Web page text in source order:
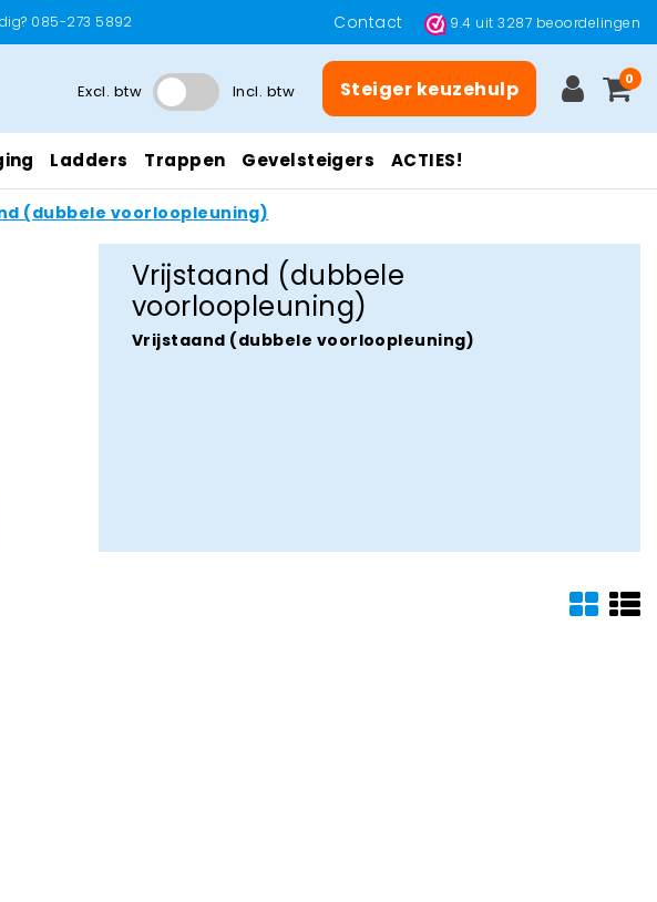
085-273 5892 Contact 9.4 uit3287 beoordelingen
Excl. btw Incl. btw Steiger keuzehulp 0
Ladders Trappen Gevelsteigers ACTIES!
(dubbele voorloopleuning)
Vrijstaand (dubbele
voorloopleuning)
Vrijstaand (dubbele voorloopleuning)